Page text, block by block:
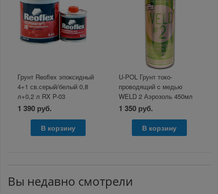
Грунт Reoflex эпоксидный
4+1 св.серый/белый 0,8
л+0,2 л RX P-03
1 390 руб.
В корзину
U-POL Грунт токо-
проводящий c медью
WELD 2 Аэрозоль 450мл
1 350 руб.
В корзину
Вы недавно смотрели